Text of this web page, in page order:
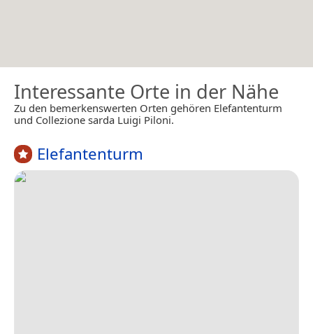
Interessante Orte in der Nähe
Zu den bemerkenswerten Orten gehören Elefantenturm
und Collezione sarda Luigi Piloni.
Elefantenturm